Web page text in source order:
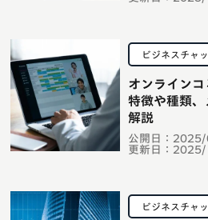
ビジネスチャ
公開日：
更新日： 2025/
オンラインコ
特徴や種類、
解説
ビジネスチャ